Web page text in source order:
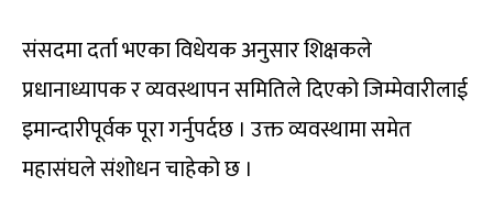
संसदमा दर्ता भएका विधेयक अनुसार शिक्षकले
प्रधानाध्यापक र व्यवस्थापन समितिले दिएको जिम्मेवारीलाई
इमान्दारीपूर्वक पूरा गर्नुपर्दछ । उक्त व्यवस्थामा समेत
महासंघले संशोधन चाहेको छ ।